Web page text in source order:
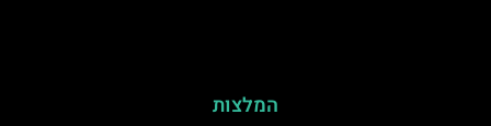
המלצות